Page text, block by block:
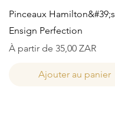
Aperçu rapide
Pinceaux Hamilton&#39;s
Ensign Perfection
À partir de 35,00 ZAR
Prix promotionnel
Ajouter au panier